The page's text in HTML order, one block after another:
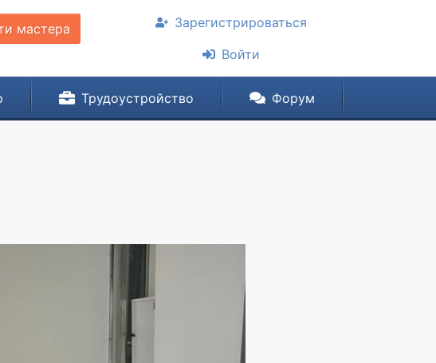
мастера
Зарегистрироваться
Войти
Трудоустройство Форум